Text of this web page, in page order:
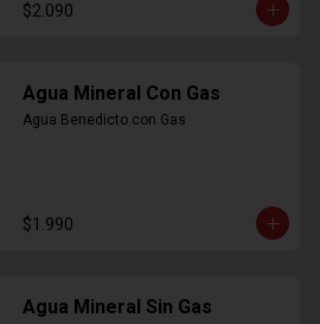
$2.090
Agua Mineral Con Gas
Agua Benedicto con Gas
$1.990
Agua Mineral Sin Gas